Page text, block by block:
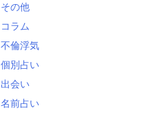
その他
コラム
不倫浮気
個別占い
出会い
名前占い